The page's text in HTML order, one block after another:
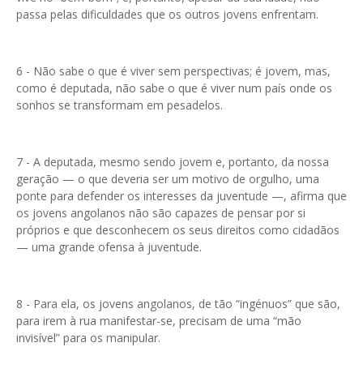
passa pelas dificuldades que os outros jovens enfrentam.
6 - Não sabe o que é viver sem perspectivas; é jovem, mas,
como é deputada, não sabe o que é viver num país onde os
sonhos se transformam em pesadelos.
7 - A deputada, mesmo sendo jovem e, portanto, da nossa
geração — o que deveria ser um motivo de orgulho, uma
ponte para defender os interesses da juventude —, afirma que
os jovens angolanos não são capazes de pensar por si
próprios e que desconhecem os seus direitos como cidadãos
— uma grande ofensa à juventude.
8 - Para ela, os jovens angolanos, de tão “ingénuos” que são,
para irem à rua manifestar-se, precisam de uma “mão
invisível” para os manipular.